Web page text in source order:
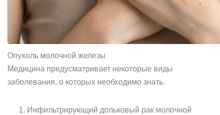
Опухоль молочной железы
Медицина предусматривает некоторые виды
заболевания, о которых необходимо знать.
Инфильтрирующий дольковый рак молочной